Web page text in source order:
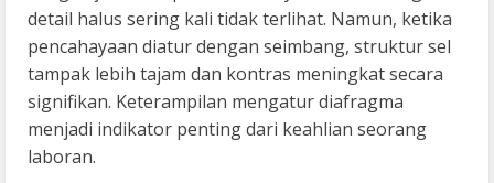
detail halus sering kali tidak terlihat. Namun, ketika
pencahayaan diatur dengan seimbang, struktur sel
tampak lebih tajam dan kontras meningkat secara
signifikan. Keterampilan mengatur diafragma
menjadi indikator penting dari keahlian seorang
laboran.